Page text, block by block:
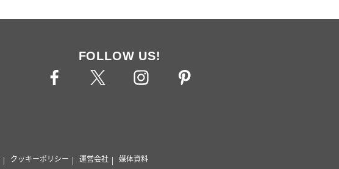
FOLLOW US!
クッキーポリシー 運営会社 媒体資料